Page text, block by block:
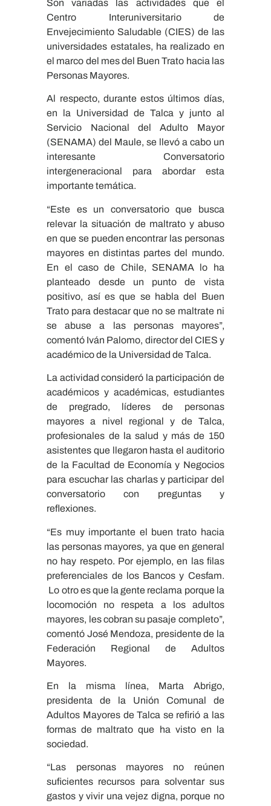
Son variadas las actividades que el
Centro Interuniversitario de
Envejecimiento Saludable (CIES) de las
universidades estatales, ha realizado en
el marco del mes del Buen Trato hacia las
Personas Mayores.
Al respecto, durante estos últimos días,
en la Universidad de Talca y junto al
Servicio Nacional del Adulto Mayor
(SENAMA) del Maule, se llevó a cabo un
interesante Conversatorio
intergeneracional para abordar esta
importante temática.
“Este es un conversatorio que busca
relevar la situación de maltrato y abuso
en que se pueden encontrar las personas
mayores en distintas partes del mundo.
En el caso de Chile, SENAMA lo ha
planteado desde un punto de vista
positivo, así es que se habla del Buen
Trato para destacar que no se maltrate ni
se abuse a las personas mayores”,
comentó Iván Palomo, director del CIES y
académico de la Universidad de Talca.
La actividad consideró la participación de
académicos y académicas, estudiantes
de pregrado, líderes de personas
mayores a nivel regional y de Talca,
profesionales de la salud y más de 150
asistentes que llegaron hasta el auditorio
de la Facultad de Economía y Negocios
para escuchar las charlas y participar del
conversatorio con preguntas y
reflexiones.
“Es muy importante el buen trato hacia
las personas mayores, ya que en general
no hay respeto. Por ejemplo, en las filas
preferenciales de los Bancos y Cesfam.
Lo otro es que la gente reclama porque la
locomoción no respeta a los adultos
mayores, les cobran su pasaje completo”,
comentó José Mendoza, presidente de la
Federación Regional de Adultos
Mayores.
En la misma línea, Marta Abrigo,
presidenta de la Unión Comunal de
Adultos Mayores de Talca se refirió a las
formas de maltrato que ha visto en la
sociedad.
“Las personas mayores no reúnen
suficientes recursos para solventar sus
gastos y vivir una vejez digna, porque no